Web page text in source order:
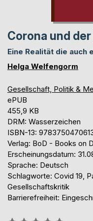
Corona und
Eine Realität die auch
Helga Welfengorm
Gesellschaft, Politik &
ePUB
455,9 KB
DRM: Wasserzeichen
ISBN-13:
Verlag: BoD - Books on
Erscheinungsdatum:
Sprache: Deutsch
Schlagworte: Covid 19,
Gesellschaftskritik
Barrierefreiheit: